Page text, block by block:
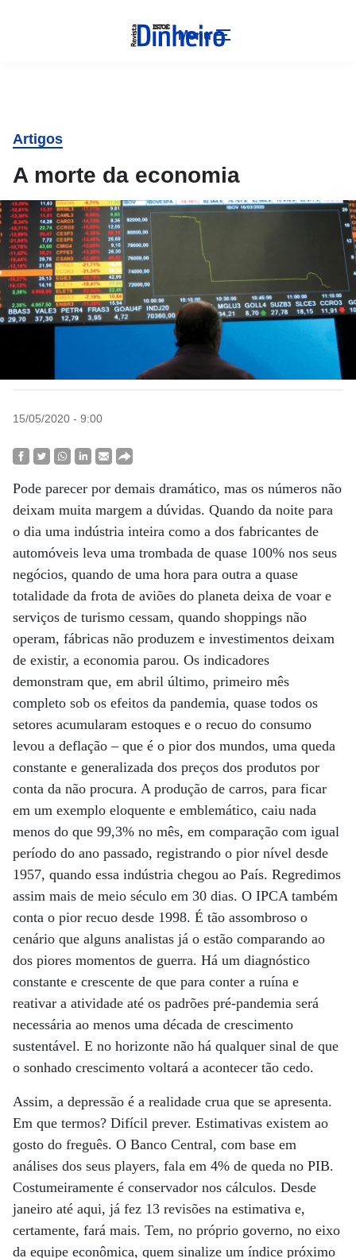
Menu
Artigos
A morte da economia
15/05/2020 - 9:00
Pode parecer por demais dramático, mas os números não
deixam muita margem a dúvidas. Quando da noite para
o dia uma indústria inteira como a dos fabricantes de
automóveis leva uma trombada de quase 100% nos seus
negócios, quando de uma hora para outra a quase
totalidade da frota de aviões do planeta deixa de voar e
serviços de turismo cessam, quando shoppings não
operam, fábricas não produzem e investimentos deixam
de existir, a economia parou. Os indicadores
demonstram que, em abril último, primeiro mês
completo sob os efeitos da pandemia, quase todos os
setores acumularam estoques e o recuo do consumo
levou a deflação – que é o pior dos mundos, uma queda
constante e generalizada dos preços dos produtos por
conta da não procura. A produção de carros, para ficar
em um exemplo eloquente e emblemático, caiu nada
menos do que 99,3% no mês, em comparação com igual
período do ano passado, registrando o pior nível desde
1957, quando essa indústria chegou ao País. Regredimos
assim mais de meio século em 30 dias. O IPCA também
conta o pior recuo desde 1998. É tão assombroso o
cenário que alguns analistas já o estão comparando ao
dos piores momentos de guerra. Há um diagnóstico
constante e crescente de que para conter a ruína e
reativar a atividade até os padrões pré-pandemia será
necessária ao menos uma década de crescimento
sustentável. E no horizonte não há qualquer sinal de que
o sonhado crescimento voltará a acontecer tão cedo.
Assim, a depressão é a realidade crua que se apresenta.
Em que termos? Difícil prever. Estimativas existem ao
gosto do freguês. O Banco Central, com base em
análises dos seus players, fala em 4% de queda no PIB.
Costumeiramente é conservador nos cálculos. Desde
janeiro até aqui, já fez 13 revisões na estimativa e,
certamente, fará mais. Tem, no próprio governo, no eixo
da equipe econômica, quem sinalize um índice próximo